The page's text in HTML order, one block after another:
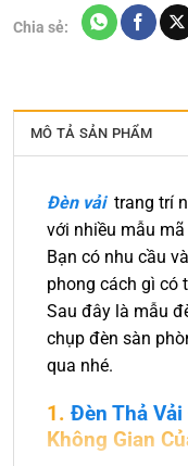
Chia sẻ:
MÔ TẢ SẢN PHẨM
Đèn vải trang trí
với nhiều mẫu
Bạn có nhu cầu
phong cách gì có
Sau đây là mẫu
chụp đèn sàn
qua nhé.
1. Đèn Thả Vải
Không Gian